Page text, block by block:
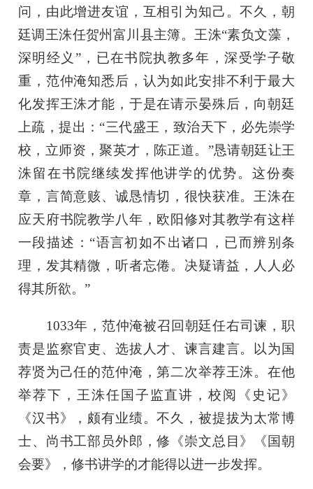
问，由此增进友谊，互相引为知己。不久，朝
廷调王洙任贺州富川县主簿。王洙“素负文藻，
深明经义”，已在书院执教多年，深受学子敬
重，范仲淹知悉后，认为如此安排不利于最大
化发挥王洙才能，于是在请示晏殊后，向朝廷
上疏，提出：“三代盛王，致治天下，必先崇学
校，立师资，聚英才，陈正道。”恳请朝廷让王
洙留在书院继续发挥他讲学的优势。这份奏
章，言简意赅、诚恳情切，很快获准。王洙在
应天府书院教学八年，欧阳修对其教学有这样
一段描述：“语言初如不出诸口，已而辨别条
理，发其精微，听者忘倦。决疑请益，人人必
得其所欲。”
1033年，范仲淹被召回朝廷任右司谏，职
责是监察官吏、选拔人才、谏言建言。以为国
荐贤为己任的范仲淹，第二次举荐王洙。在他
举荐下，王洙任国子监直讲，校阅《史记》
《汉书》，颇有业绩。不久，被提拔为太常博
士、尚书工部员外郎，修《崇文总目》《国朝
会要》，修书讲学的才能得以进一步发挥。